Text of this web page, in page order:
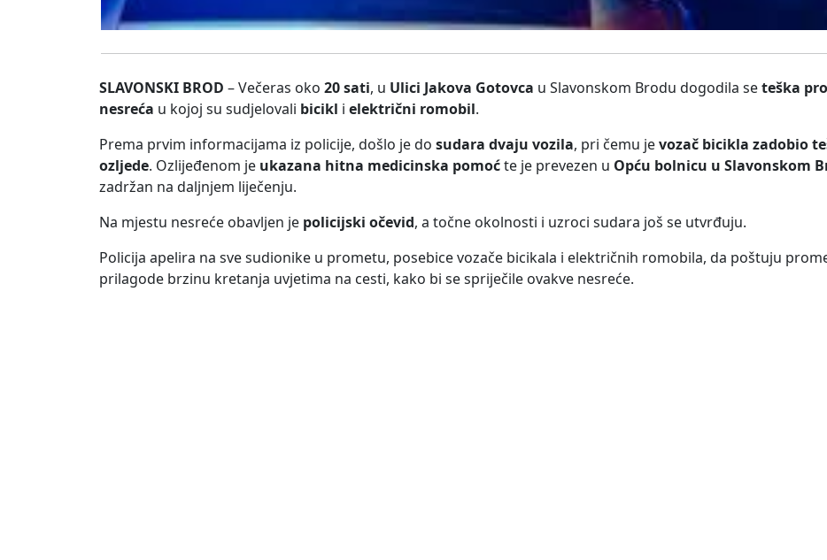
SLAVONSKI BROD – Večeras oko 20 sati, u Ulici Jakova Gotovca u Slavonskom Brodu dogodila seteška
nesreća u kojoj su sudjelovali bicikl i električni romobil.
Prema prvim informacijama iz policije, došlo je do sudara dvaju vozila, pri čemu jevozač bicikla zadobio
ozljede. Ozlijeđenom je ukazana hitna medicinska pomoćte je prevezen u Opću bolnicu u Slavonskom
zadržan na daljnjem liječenju.
Na mjestu nesreće obavljen je policijski očevid, a točne okolnosti i uzroci sudara još se utvrđuju.
Policija apelira na sve sudionike u prometu, posebice vozače bicikala i električnih romobila, da poštuju
prilagode brzinu kretanja uvjetima na cesti, kako bi se spriječile ovakve nesreće.